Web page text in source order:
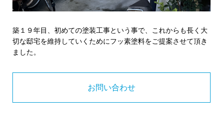
築１９年目、初めての塗装工事という事で、これからも長く大
切な邸宅を維持していくためにフッ素塗料をご提案させて頂き
ました。
お問い合わせ